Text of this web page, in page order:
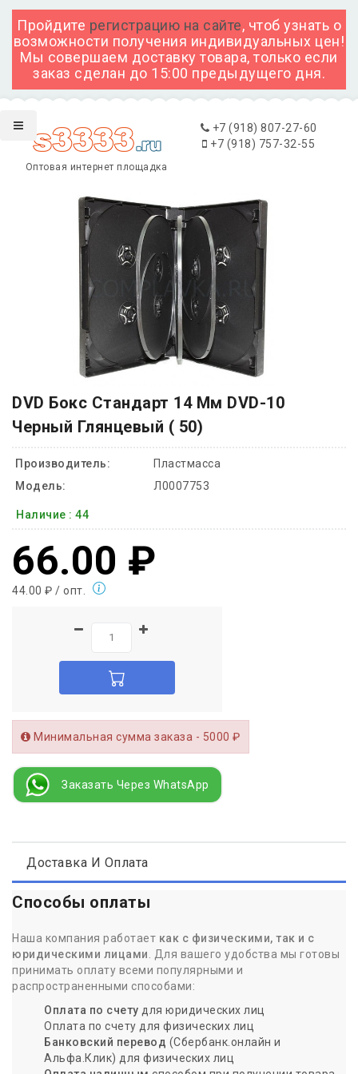
Пройдите регистрацию на сайте, чтоб узнать о
возможности получения индивидуальных цен!
Мы совершаем доставку товара, только если
заказ сделан до 15:00 предыдущего дня.
Оптовая интернет площадка
+7 (918) 807-27-60
+7 (918) 757-32-55
DVD Бокс Стандарт 14 Мм DVD-10
Черный Глянцевый ( 50)
Производитель:
Пластмасса
Модель:
Л0007753
Наличие : 44
66.00 ₽
44.00 ₽ / опт.
Минимальная сумма заказа - 5000 ₽
Заказать Через WhatsApp
Доставка И Оплата
Способы оплаты
Наша компания работает как с физическими, так и с
юридическими лицами . Для вашего удобства мы готовы
принимать оплату всеми популярными и
распространенными способами:
Оплата по счету для юридических лиц
Оплата по счету для физических лиц
Банковский перевод (Сбербанк.онлайн и
Альфа.Клик) для физических лиц